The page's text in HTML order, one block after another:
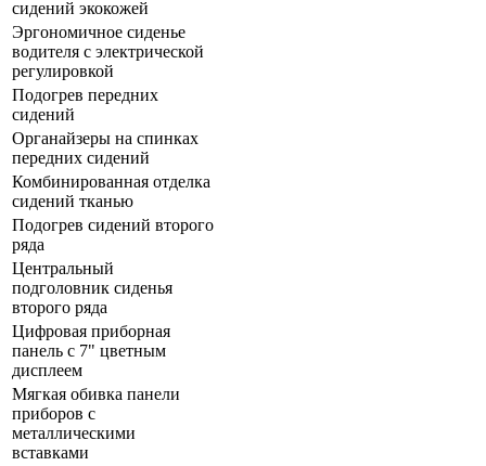
сидений экокожей
Эргономичное сиденье
водителя с электрической
регулировкой
Подогрев передних
сидений
Органайзеры на спинках
передних сидений
Комбинированная отделка
сидений тканью
Подогрев сидений второго
ряда
Центральный
подголовник сиденья
второго ряда
Цифровая приборная
панель с 7" цветным
дисплеем
Мягкая обивка панели
приборов с
металлическими
вставками